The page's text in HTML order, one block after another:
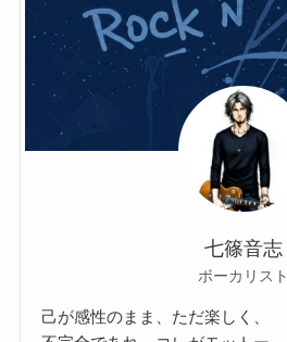
七篠音志
ボーカリスト
己が感性のまま、ただ楽しく、